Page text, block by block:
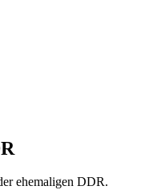
ehemaligen DDR.